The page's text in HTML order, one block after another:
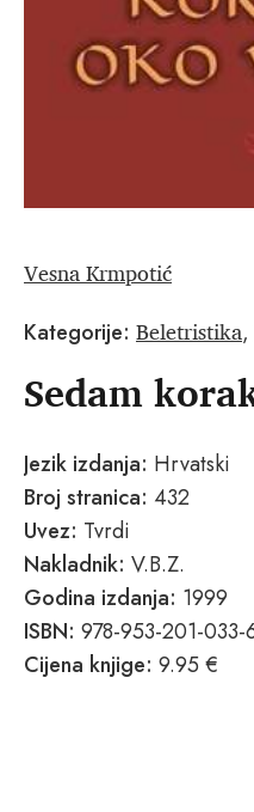
Vesna Krmpotić
Kategorije: Beletristika,
Sedam
Jezik izdanja: Hrvatski
Broj stranica: 432
Uvez: Tvrdi
Nakladnik: V.B.Z.
Godina izdanja: 1999
ISBN: 978-953-201-033-
Cijena knjige: 9.95 €